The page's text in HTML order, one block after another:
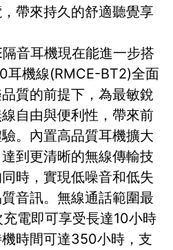
帶來持久的舒適聽覺享
音耳機現在能進一步搭
耳機線(RMCE-BT2)全面
質的前提下，為最敏銳
自由與便利性，帶來前
。內置高品質耳機擴大
到更清晰的無線傳輸技
時，實現低噪音和低失
音訊。無線通話範圍最
電即可享受長達10小時
時間可達350小時，支